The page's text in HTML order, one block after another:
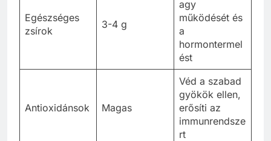
Egészséges
zsírok
3-4 g
agy
működését és
a
hormontermel
ést
Antioxidánsok Magas
Véd a szabad
gyökök ellen,
erősíti az
immunrendsze
rt